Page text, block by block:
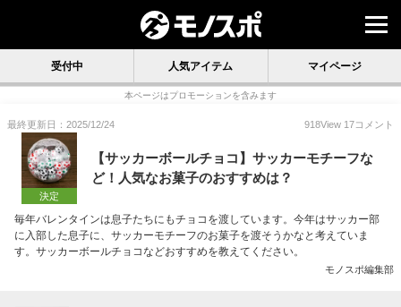
受付中 人気アイテム マイページ
本ページはプロモーションを含みます
最終更新日：2025/12/24 918View 17コメント
決定
【サッカーボールチョコ】サッカーモチーフな
ど！人気なお菓子のおすすめは？
毎年バレンタインは息子たちにもチョコを渡しています。今年はサッカー部
に入部した息子に、サッカーモチーフのお菓子を渡そうかなと考えていま
す。サッカーボールチョコなどおすすめを教えてください。
モノスポ編集部